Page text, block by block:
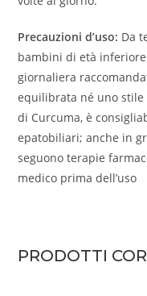
Precauzioni d’uso: Da
bambini di età
giornaliera
equilibrata né uno stile
di Curcuma, è
epatobiliari; anche in
seguono terapie
medico prima dell’uso
PRODOTTI